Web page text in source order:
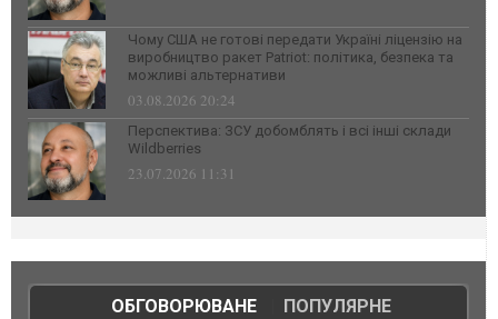
Чому США не готові передати Україні ліцензію на
виробництво ракет Patriot: політика, безпека та
можливі альтернативи
03.08.2026 20:24
Перспектива: ЗСУ добомблять і всі інші склади
Wildberries
23.07.2026 11:31
ОБГОВОРЮВАНЕ| ПОПУЛЯРНЕ